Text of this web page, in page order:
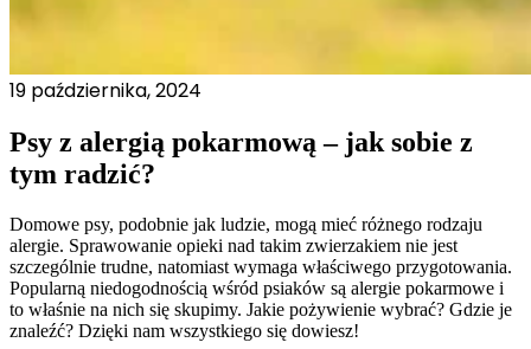
19 października, 2024
Psy z alergią pokarmową – jak sobie z
tym radzić?
Domowe psy, podobnie jak ludzie, mogą mieć różnego rodzaju
alergie. Sprawowanie opieki nad takim zwierzakiem nie jest
szczególnie trudne, natomiast wymaga właściwego przygotowania.
Popularną niedogodnością wśród psiaków są alergie pokarmowe i
to właśnie na nich się skupimy. Jakie pożywienie wybrać? Gdzie je
znaleźć? Dzięki nam wszystkiego się dowiesz!